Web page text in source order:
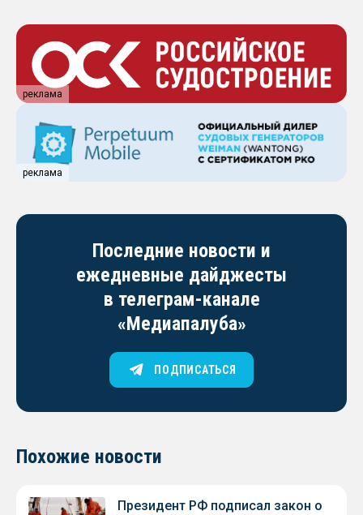
реклама
реклама
Последние новости и
ежедневные дайджесты
в телеграм-канале
«Медиапалуба»
ПОДПИСАТЬСЯ
Похожие новости
Президент РФ подписал закон о